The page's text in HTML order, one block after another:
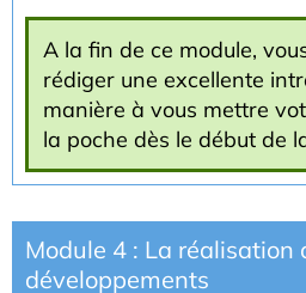
A la fin de ce module,
rédiger une excellente
manière à vous mettre
la poche dès le début de
Module 4 : La réalisation
développements